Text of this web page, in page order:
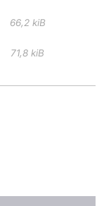
66,2 kiB
71,8 kiB